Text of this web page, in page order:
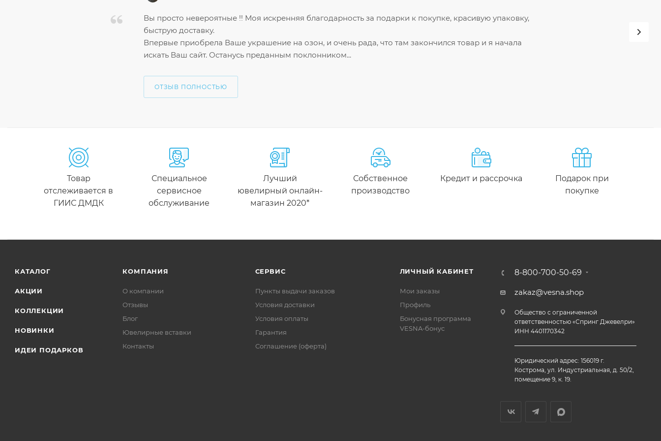
Вы просто невероятные !! Моя искренняя благодарность за подарки к покупке, красивую упаковку,
быструю доставку.
Впервые приобрела Ваше украшение на озон, и очень рада, что там закончился товар и я начала
искать Ваш сайт. Останусь преданным поклонником...
ОТЗЫВ ПОЛНОСТЬЮ
Товар
отслеживается в
ГИИС ДМДК
Специальное
сервисное
обслуживание
Лучший
ювелирный онлайн-
магазин 2020*
Собственное
производство
Кредит и рассрочка
Подарок при
покупке
КАТАЛОГ
АКЦИИ
КОЛЛЕКЦИИ
НОВИНКИ
ИДЕИ ПОДАРКОВ
КОМПАНИЯ
О компании
Отзывы
Блог
Ювелирные вставки
Контакты
СЕРВИС
Пункты выдачи заказов
Условия доставки
Условия оплаты
Гарантия
Соглашение (оферта)
ЛИЧНЫЙ КАБИНЕТ
Мои заказы
Профиль
Бонусная программа
VESNA-бонус
8-800-700-50-69
zakaz@vesna.shop
Общество с ограниченной
ответственностью «Спринг Джевелри»
ИНН 4401170342
Юридический адрес: 156019 г.
Кострома, ул. Индустриальная, д. 50/2,
помещение 9, к. 19.